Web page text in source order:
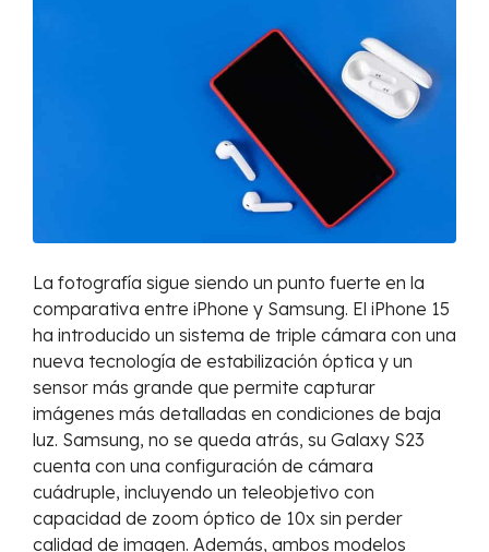
La fotografía sigue siendo un punto fuerte en la
comparativa entre iPhone y Samsung. El iPhone 15
ha introducido un sistema de triple cámara con una
nueva tecnología de estabilización óptica y un
sensor más grande que permite capturar
imágenes más detalladas en condiciones de baja
luz. Samsung, no se queda atrás, su Galaxy S23
cuenta con una configuración de cámara
cuádruple, incluyendo un teleobjetivo con
capacidad de zoom óptico de 10x sin perder
calidad de imagen. Además, ambos modelos